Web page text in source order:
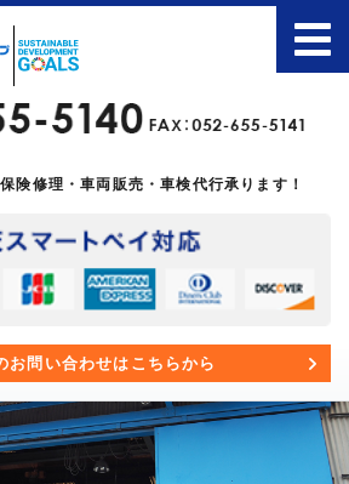
険修理・車両販売・車検代行承ります！
お問い合わせはこちらから